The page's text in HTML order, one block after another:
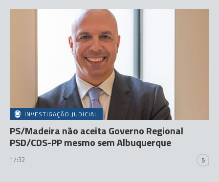
INVESTIGAÇÃO JUDICIAL
PS/Madeira não aceita Governo Regional
PSD/CDS-PP mesmo sem Albuquerque
17:32 5